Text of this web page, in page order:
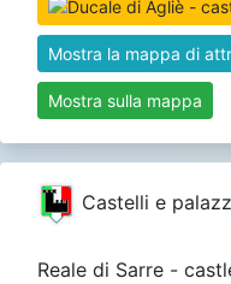
Mostra la mappa di
Mostra sulla mappa
Castelli e
Reale di Sarre -